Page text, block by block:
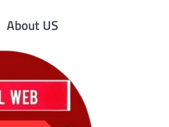
About US